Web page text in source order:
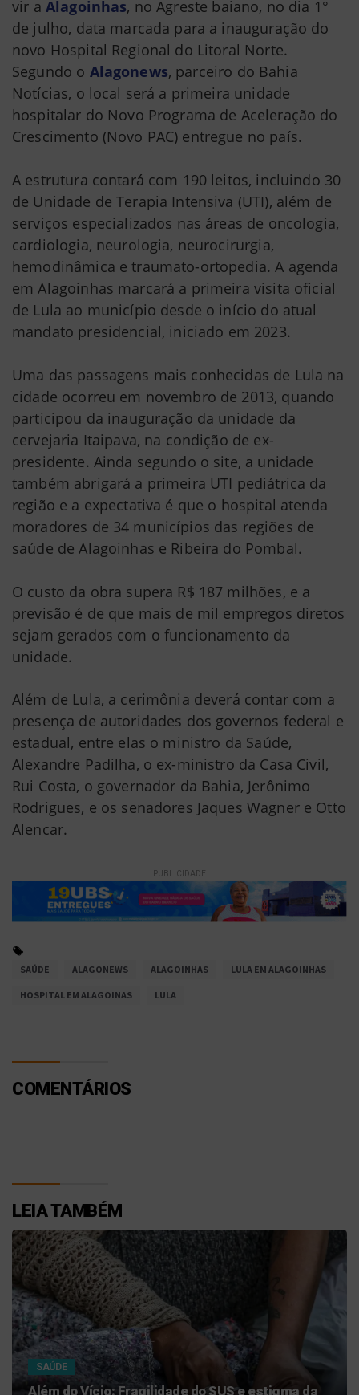
vir a Alagoinhas, no Agreste baiano, no dia 1°
de julho, data marcada para a inauguração do
novo Hospital Regional do Litoral Norte.
Segundo o Alagonews, parceiro do Bahia
Notícias, o local será a primeira unidade
hospitalar do Novo Programa de Aceleração do
Crescimento (Novo PAC) entregue no país.
A estrutura contará com 190 leitos, incluindo 30
de Unidade de Terapia Intensiva (UTI), além de
serviços especializados nas áreas de oncologia,
cardiologia, neurologia, neurocirurgia,
hemodinâmica e traumato-ortopedia. A agenda
em Alagoinhas marcará a primeira visita oficial
de Lula ao município desde o início do atual
mandato presidencial, iniciado em 2023.
Uma das passagens mais conhecidas de Lula na
cidade ocorreu em novembro de 2013, quando
participou da inauguração da unidade da
cervejaria Itaipava, na condição de ex-
presidente. Ainda segundo o site, a unidade
também abrigará a primeira UTI pediátrica da
região e a expectativa é que o hospital atenda
moradores de 34 municípios das regiões de
saúde de Alagoinhas e Ribeira do Pombal.
O custo da obra supera R$ 187 milhões, e a
previsão é de que mais de mil empregos diretos
sejam gerados com o funcionamento da
unidade.
Além de Lula, a cerimônia deverá contar com a
presença de autoridades dos governos federal e
estadual, entre elas o ministro da Saúde,
Alexandre Padilha, o ex-ministro da Casa Civil,
Rui Costa, o governador da Bahia, Jerônimo
Rodrigues, e os senadores Jaques Wagner e Otto
Alencar.
PUBLICIDADE
SAÚDE ALAGONEWS ALAGOINHAS LULA EM ALAGOINHAS
HOSPITAL EM ALAGOINAS LULA
COMENTÁRIOS
LEIA TAMBÉM
SAÚDE
Além do Vício: Fragilidade do SUS e estigma da